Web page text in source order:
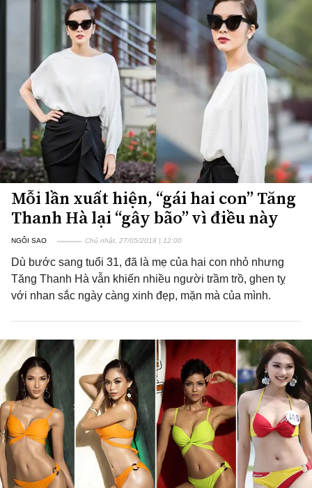
Mỗi lần xuất hiện, “gái hai con” Tăng
Thanh Hà lại “gây bão” vì điều này
NGÔI SAO Chủ nhật, 27/05/2018 | 12:00
Dù bước sang tuổi 31, đã là mẹ của hai con nhỏ nhưng
Tăng Thanh Hà vẫn khiến nhiều người trầm trồ, ghen tỵ
với nhan sắc ngày càng xinh đẹp, mặn mà của mình.